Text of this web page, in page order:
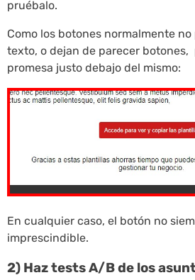
pruébalo.
Como los botones normalmente
texto, o dejan de parecer botones,
promesa justo debajo del mismo:
En cualquier caso, el botón no
imprescindible.
2) Haz tests A/B de los